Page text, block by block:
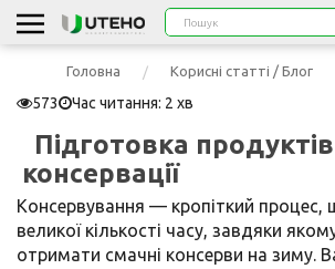
Головна Корисні статті / Блог
573 Час читання: 2 хв
Підготовка
консервації
Консервування — кропіткий процес,
великої кількості часу, завдяки
отримати смачні консерви на зиму.